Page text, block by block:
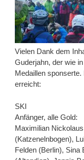
Vielen Dank dem
Guderjahn, der wie
Medaillen
erreicht:
SKI
Anfänger, alle Gold:
Maximilian
(Katzenelnbogen),
Felden (Berlin), Sina